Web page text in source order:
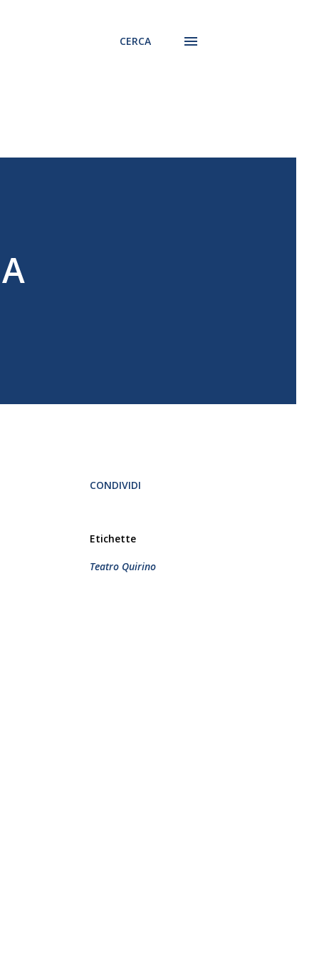
CERCA
CONDIVIDI
Etichette
Teatro Quirino